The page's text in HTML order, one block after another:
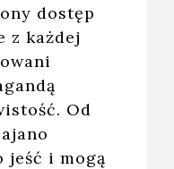
dostęp
z każdej
Od
jeść i mogą